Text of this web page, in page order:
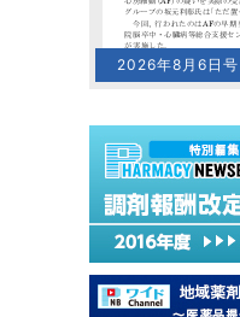
2026年8月6日号